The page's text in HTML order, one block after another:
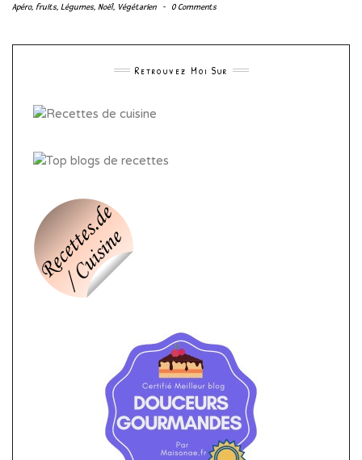
Apéro, fruits, Légumes, Noël, Végétarien - 0 Comments
Retrouvez Moi Sur